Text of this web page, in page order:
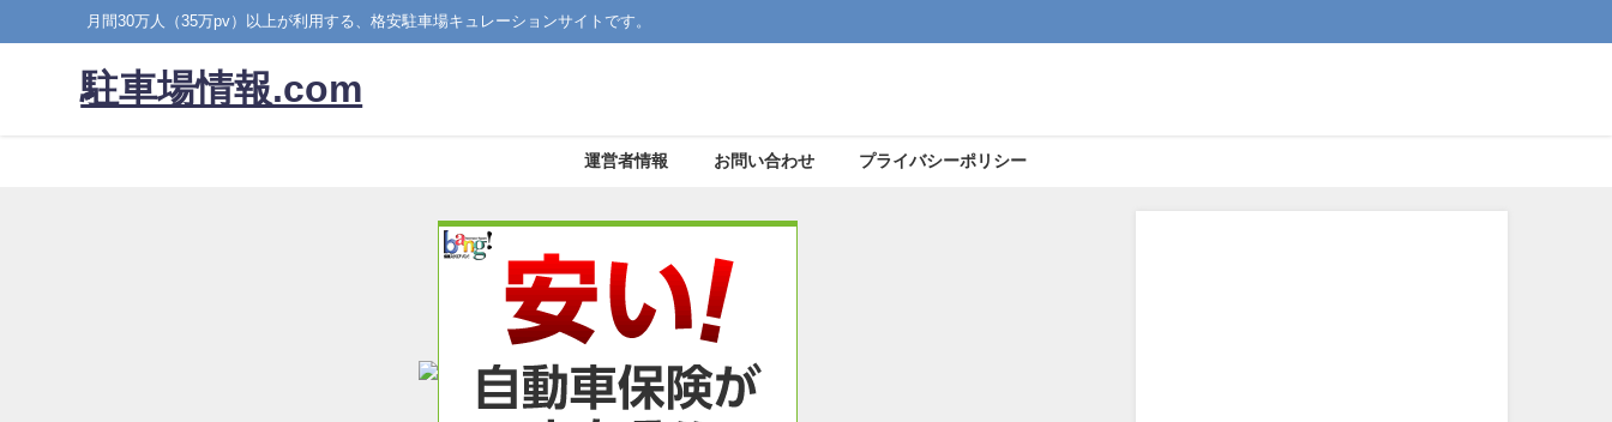
月間30万人（35万pv）以上が利用する、格安駐車場キュレーションサイトです。
駐車場情報.com
運営者情報 お問い合わせ プライバシーポリシー